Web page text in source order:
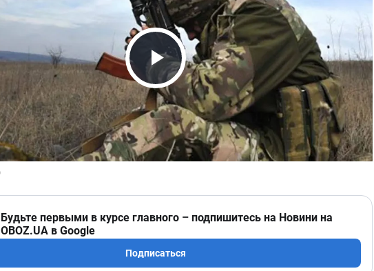
Play Video
Будьте первыми в курсе главного – подпишитесь на Новини на
OBOZ.UA в Google
Подписаться